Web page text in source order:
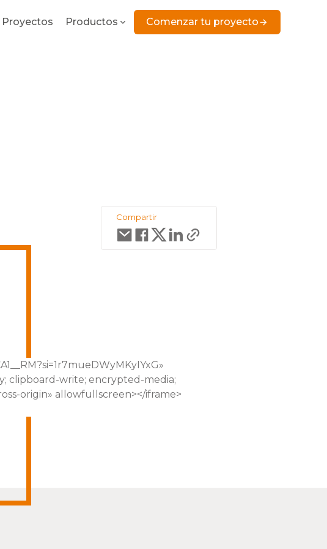
Proyectos Productos Comenzar tu proyecto
Compartir
clipboard-write; encrypted-media;
origin» allowfullscreen></iframe>